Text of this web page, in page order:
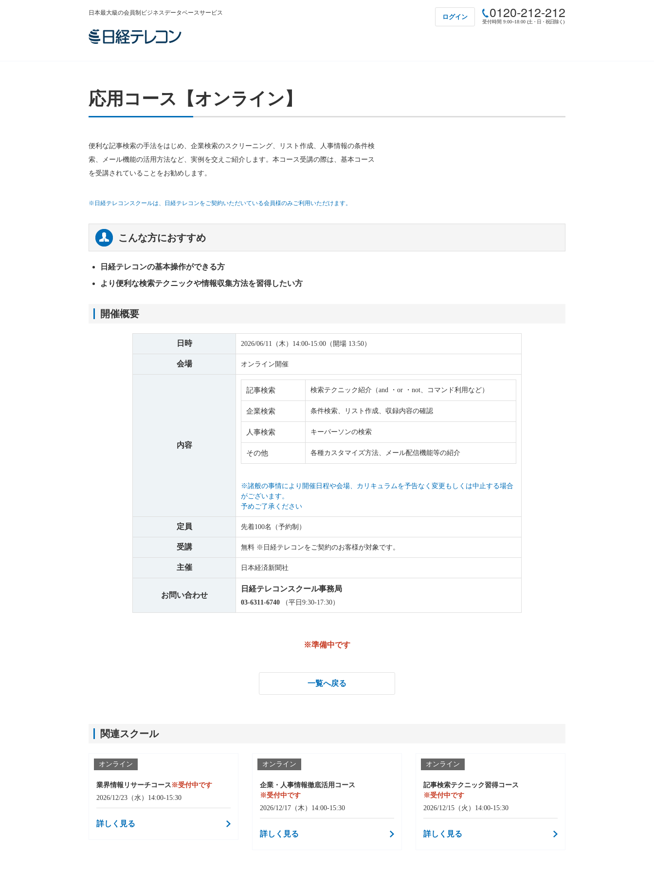
日本最大級の会員制ビジネスデータベースサービス
ログイン 0120-212-212
受付時間 9:00~18:00 (土・日・祝日除く)
応用コース【オンライン】
便利な記事検索の手法をはじめ、企業検索のスクリーニング、リスト作成、人事情報の条件検
索、メール機能の活用方法など、実例を交えご紹介します。本コース受講の際は、基本コース
を受講されていることをお勧めします。
※日経テレコンスクールは、日経テレコンをご契約いただいている会員様のみご利用いただけます。
こんな方におすすめ
日経テレコンの基本操作ができる方
より便利な検索テクニックや情報収集方法を習得したい方
開催概要
日時 2026/06/11（木）14:00-15:00（開場 13:50）
会場 オンライン開催
内容
記事検索 検索テクニック紹介（and ・ or ・ not、コマンド利用など）
企業検索 条件検索、リスト作成、収録内容の確認
人事検索 キーパーソンの検索
その他 各種カスタマイズ方法、メール配信機能等の紹介
※諸般の事情により開催日程や会場、カリキュラムを予告なく変更もしくは中止する場合
がございます。
予めご了承ください
定員 先着100名（予約制）
受講 無料 ※日経テレコンをご契約のお客様が対象です。
主催 日本経済新聞社
お問い合わせ
日経テレコンスクール事務局
03-6311-6740 （平日9:30-17:30）
※準備中です
一覧へ戻る
関連スクール
業界情報リサーチコース ※受付中です
2026/12/23（水）14:00-15:30
詳しく見る
オンライン
企業・人事情報徹底活用コース
※受付中です
2026/12/17（木）14:00-15:30
詳しく見る
オンライン
記事検索テクニック習得コース
※受付中です
2026/12/15（火）14:00-15:30
詳しく見る
オンライン